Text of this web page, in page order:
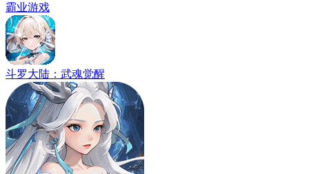
霸业游戏
斗罗大陆：武魂觉醒